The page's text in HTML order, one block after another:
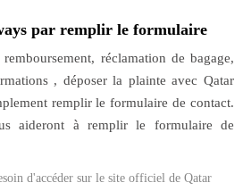
par remplir le formulaire
réclamation de bagage,
, déposer la plainte avec Qatar
remplir le formulaire de contact.
aideront à remplir le formulaire de
d'accéder sur le site officiel de Qatar